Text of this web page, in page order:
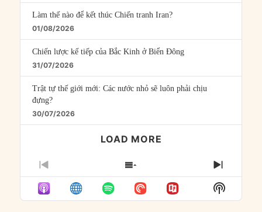
Làm thế nào để kết thúc Chiến tranh Iran?
01/08/2026
Chiến lược kế tiếp của Bắc Kinh ở Biển Đông
31/07/2026
Trật tự thế giới mới: Các nước nhỏ sẽ luôn phải chịu
đựng?
30/07/2026
LOAD MORE
PREVIOUS
EPISODE
SHOW
EPISODES
LIST
NEXT
Show
Podcast